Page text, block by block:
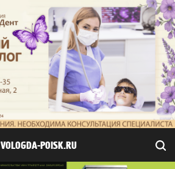
VOLOGDA-POISK.RU